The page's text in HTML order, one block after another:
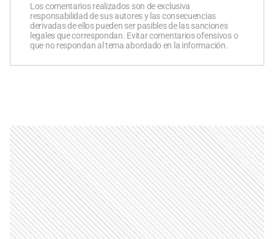
Los comentarios realizados son de exclusiva
responsabilidad de sus autores y las consecuencias
derivadas de ellos pueden ser pasibles de las sanciones
legales que correspondan. Evitar comentarios ofensivos o
que no respondan al tema abordado en la información.